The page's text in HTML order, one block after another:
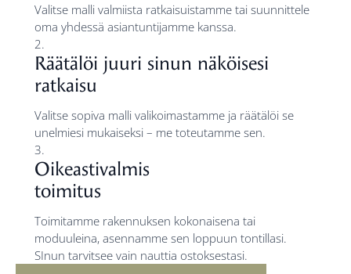
Valitse malli valmiista ratkaisuistamme tai suunnittele
oma yhdessä asiantuntijamme kanssa.
2.
Räätälöi juuri sinun näköisesi
ratkaisu
Valitse sopiva malli valikoimastamme ja räätälöi se
unelmiesi mukaiseksi – me toteutamme sen.
3.
Oikeastivalmis
toimitus
Toimitamme rakennuksen kokonaisena tai
moduuleina, asennamme sen loppuun tontillasi.
SInun tarvitsee vain nauttia ostoksestasi.